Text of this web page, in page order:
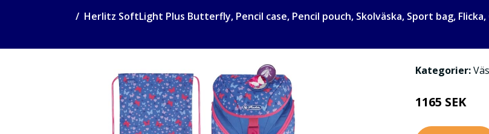
Herlitz SoftLight Plus Butterfly, Pencil case, Pencil pouch, Skolväska, Sport bag, Flicka,
Kategorier:
1165 SEK